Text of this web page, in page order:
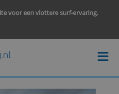
site voor een vlottere surf-